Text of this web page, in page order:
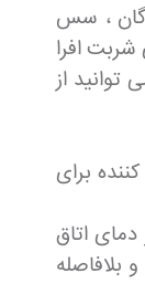
وگان ، سس
افرا
از
برای
فریزر بسیار بزرگ قرار دهید و 8 ساعت در فریزر بگذارید 15 دقیقه در دمای اتاق
و بلافاصله